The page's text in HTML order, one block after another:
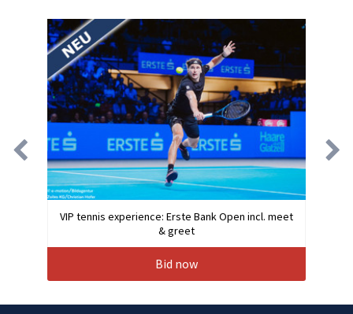
VIP tennis experience: Erste Bank Open incl. meet
& greet
Bid now